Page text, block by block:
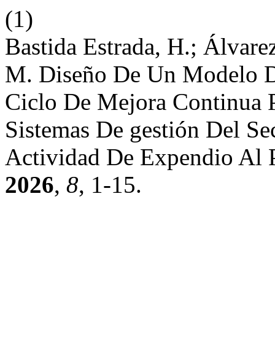
(1)
Bastida Estrada, H.;
M. Diseño De Un Modelo
Ciclo De Mejora Continua
Sistemas De gestión Del
Actividad De Expendio Al
2026, 8, 1-15.